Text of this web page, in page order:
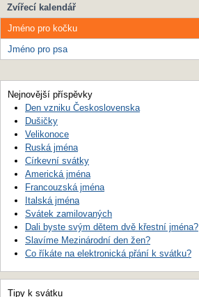
Zvířecí kalendář
Jméno pro kočku
Jméno pro psa
Nejnovější příspěvky
Den vzniku Československa
Dušičky
Velikonoce
Ruská jména
Církevní svátky
Americká jména
Francouzská jména
Italská jména
Svátek zamilovaných
Dali byste svým dětem dvě křestní jména?
Slavíme Mezinárodní den žen?
Co říkáte na elektronická přání k svátku?
Tipy k svátku